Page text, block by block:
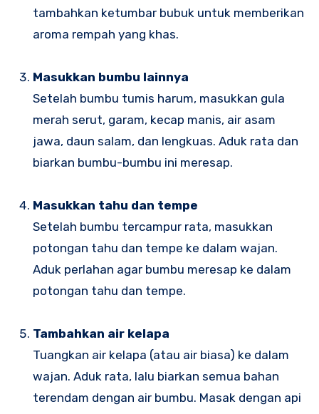
tambahkan ketumbar bubuk untuk memberikan
aroma rempah yang khas.
Masukkan bumbu lainnya
Setelah bumbu tumis harum, masukkan gula
merah serut, garam, kecap manis, air asam
jawa, daun salam, dan lengkuas. Aduk rata dan
biarkan bumbu-bumbu ini meresap.
Masukkan tahu dan tempe
Setelah bumbu tercampur rata, masukkan
potongan tahu dan tempe ke dalam wajan.
Aduk perlahan agar bumbu meresap ke dalam
potongan tahu dan tempe.
Tambahkan air kelapa
Tuangkan air kelapa (atau air biasa) ke dalam
wajan. Aduk rata, lalu biarkan semua bahan
terendam dengan air bumbu. Masak dengan api